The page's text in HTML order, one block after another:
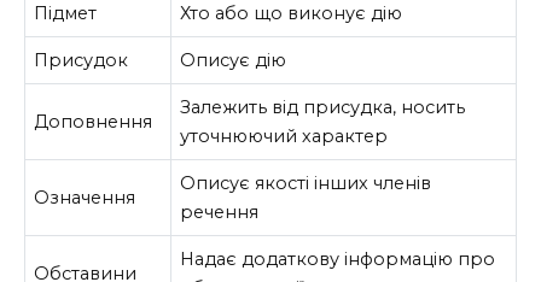
Підмет Хто або що виконує дію
Присудок Описує дію
Доповнення
Залежить від присудка, носить
уточнюючий характер
Означення
Описує якості інших членів
речення
Обставини
Надає додаткову інформацію про